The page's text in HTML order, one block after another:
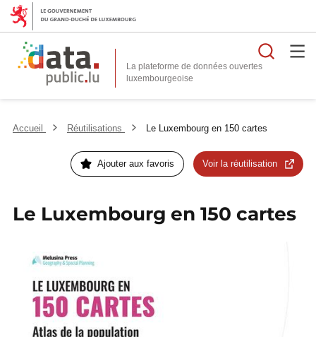
La plateforme de données ouvertes
Accueil Réutilisations Le Luxembourg en 150 cartes
Ajouter aux favoris Voir la réutilisation
Le Luxembourg en 150 cartes